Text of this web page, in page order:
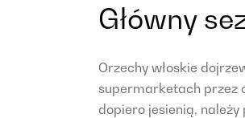
Główny
Orzechy włoskie
supermarketach przez
dopiero jesienią,